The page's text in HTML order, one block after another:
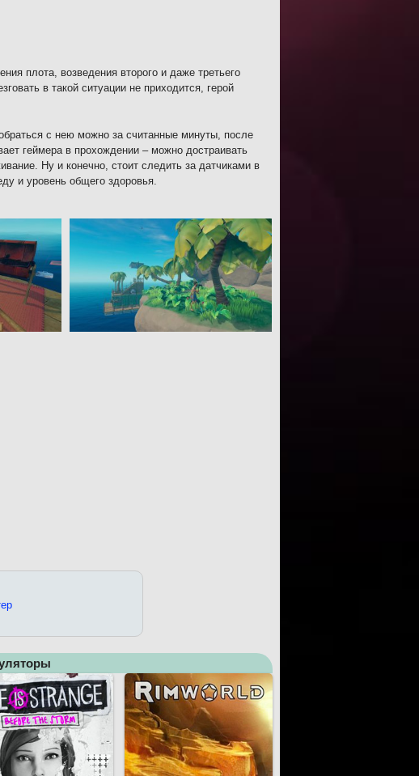
плота, возведения второго и даже третьего
в такой ситуации не приходится, герой
с нею можно за считанные минуты, после
геймера в прохождении – можно достраивать
Ну и конечно, стоит следить за датчиками в
и уровень общего здоровья.